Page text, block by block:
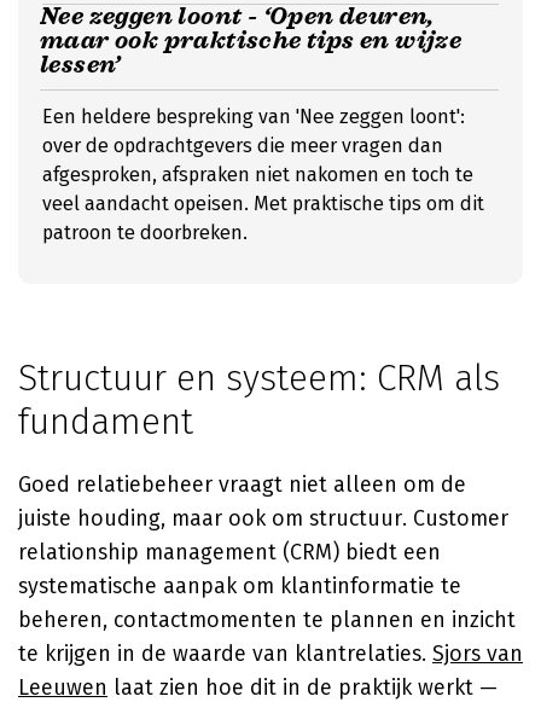
Nee zeggen loont - ‘Open deuren,
maar ook praktische tips en wijze
lessen’
Een heldere bespreking van 'Nee zeggen loont':
over de opdrachtgevers die meer vragen dan
afgesproken, afspraken niet nakomen en toch te
veel aandacht opeisen. Met praktische tips om dit
patroon te doorbreken.
Structuur en systeem: CRM als
fundament
Goed relatiebeheer vraagt niet alleen om de
juiste houding, maar ook om structuur. Customer
relationship management (CRM) biedt een
systematische aanpak om klantinformatie te
beheren, contactmomenten te plannen en inzicht
te krijgen in de waarde van klantrelaties. Sjors van
Leeuwen laat zien hoe dit in de praktijk werkt —